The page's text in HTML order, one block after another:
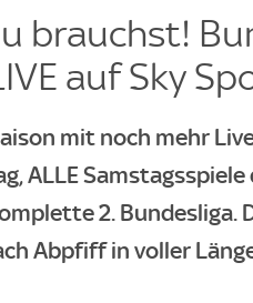
brauchst!
auf Sky
mit noch mehr
ALLE
2. Bundesliga.
Abpfiff in voller